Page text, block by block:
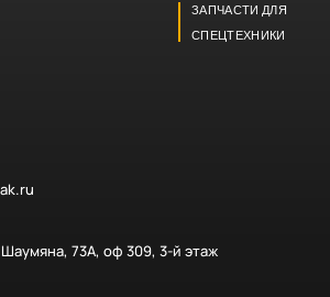
ЗАПЧАСТИ ДЛЯ
СПЕЦТЕХНИКИ
Шаумяна, 73А, оф 309, 3-й этаж